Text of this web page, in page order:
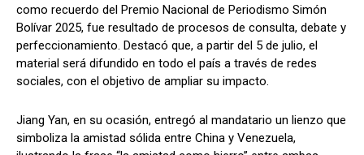
como recuerdo del Premio Nacional de Periodismo Simón
Bolívar 2025, fue resultado de procesos de consulta, debate y
perfeccionamiento. Destacó que, a partir del 5 de julio, el
material será difundido en todo el país a través de redes
sociales, con el objetivo de ampliar su impacto.
Jiang Yan, en su ocasión, entregó al mandatario un lienzo que
simboliza la amistad sólida entre China y Venezuela,